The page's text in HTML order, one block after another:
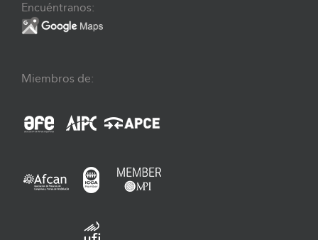
Encuéntranos:
Miembros de: